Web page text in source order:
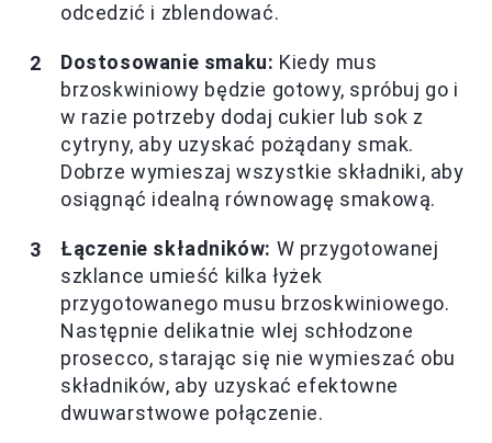
odcedzić i zblendować.
Dostosowanie smaku: Kiedy mus
brzoskwiniowy będzie gotowy, spróbuj go i
w razie potrzeby dodaj cukier lub sok z
cytryny, aby uzyskać pożądany smak.
Dobrze wymieszaj wszystkie składniki, aby
osiągnąć idealną równowagę smakową.
Łączenie składników: W przygotowanej
szklance umieść kilka łyżek
przygotowanego musu brzoskwiniowego.
Następnie delikatnie wlej schłodzone
prosecco, starając się nie wymieszać obu
składników, aby uzyskać efektowne
dwuwarstwowe połączenie.